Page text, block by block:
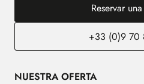
Reservar
+33 (0)9 70
NUESTRA OFERTA